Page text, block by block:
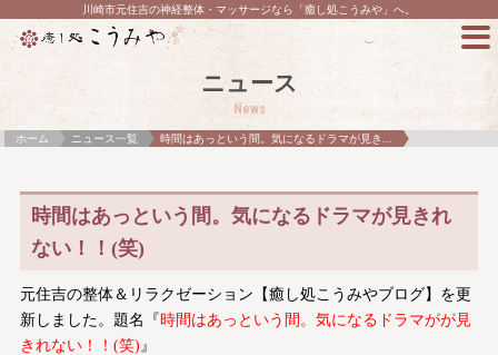
川崎市元住吉の神経整体・マッサージなら「癒し処こうみや」へ。
ニュース
News
ホーム ニュース一覧 時間はあっという間。気になるドラマが見き...
時間はあっという間。気になるドラマが見きれ
ない！！(笑)
元住吉の整体＆リラクゼーション【癒し処こうみやブログ】を更
新しました。題名『 時間はあっという間。気になるドラマがが見
きれない！！(笑)』